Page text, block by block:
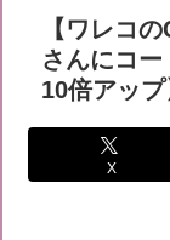
【ワレコ
さんにコ
10倍アップ
X